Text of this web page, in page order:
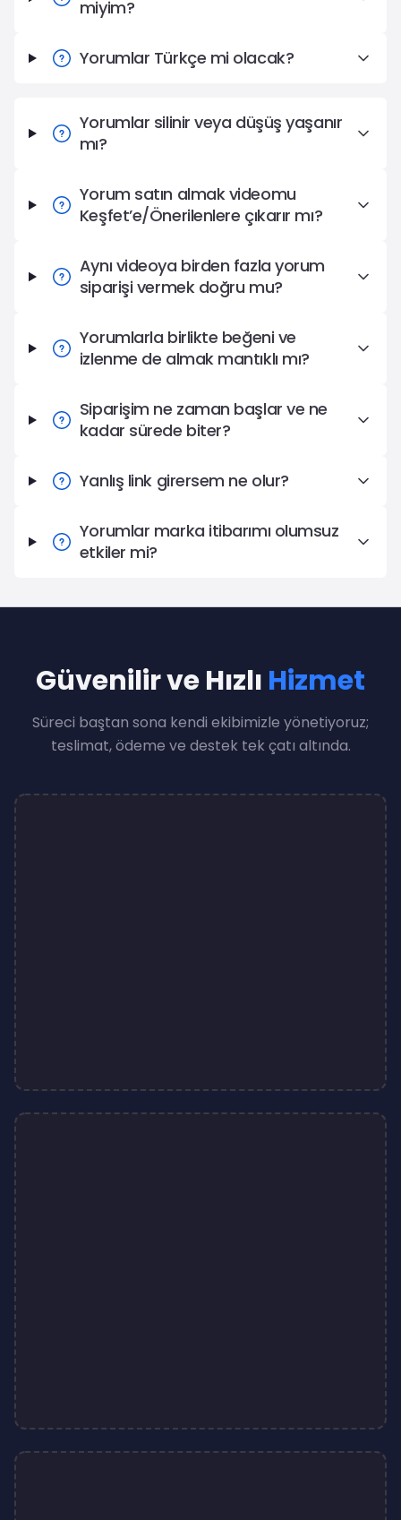
miyim?
Yorumlar Türkçe mi olacak?
Yorumlar silinir veya düşüş yaşanır
mı?
Yorum satın almak videomu
Keşfet’e/Önerilenlere çıkarır mı?
Aynı videoya birden fazla yorum
siparişi vermek doğru mu?
Yorumlarla birlikte beğeni ve
izlenme de almak mantıklı mı?
Siparişim ne zaman başlar ve ne
kadar sürede biter?
Yanlış link girersem ne olur?
Yorumlar marka itibarımı olumsuz
etkiler mi?
Güvenilir ve Hızlı Hizmet
Süreci baştan sona kendi ekibimizle yönetiyoruz;
teslimat, ödeme ve destek tek çatı altında.